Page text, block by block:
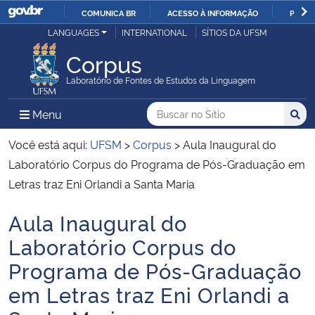
IR
COMUNICA BR ACESSO À INFORMAÇÃO
Ministério da Justiça e Segurança Pública
Ministério da Defesa
Ministério das Relações Exteriores
Ministério da Economia
Ministério da Infraestrutura
Ministério da Agricultura, Pecuária e Abastecimento
Ministério da Educação
LANGUAGES INTERNATIONAL SÍTIOS DA UFSM
Corpus
Laboratório de Fontes de Estudos da Linguagem
Menu Menu Principal do Sítio
Busca
Buscar no no Sítio
Busca:
Você está aqui: UFSM >Corpus >Aula Inaugural do
Laboratório Corpus do Programa de Pós-Graduação em
Letras traz Eni Orlandi a Santa Maria
Início do conteúdo
Aula Inaugural do
Laboratório Corpus do
Programa de Pós-Graduação
em Letras traz Eni Orlandi a